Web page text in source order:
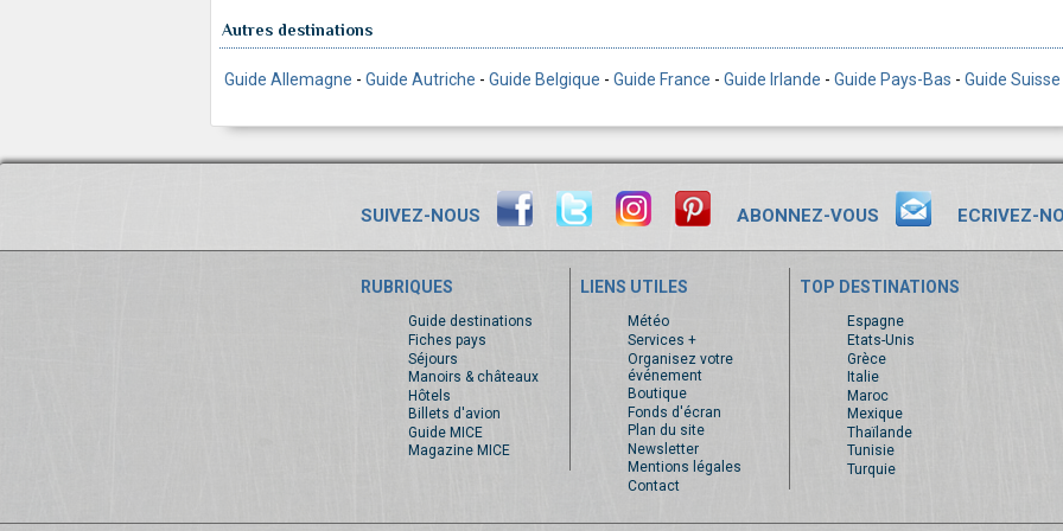
Autres destinations
Guide Allemagne - Guide Autriche - Guide Belgique - Guide France - Guide Irlande - Guide Pays-Bas - Guide Suisse
SUIVEZ-NOUS ABONNEZ-VOUS ECRIVEZ-
RUBRIQUES
Guide destinations
Fiches pays
Séjours
Manoirs & châteaux
Hôtels
Billets d'avion
Guide MICE
Magazine MICE
LIENS UTILES
Météo
Services +
Organisez votre
événement
Boutique
Fonds d'écran
Plan du site
Newsletter
Mentions légales
Contact
TOP DESTINATIONS
Espagne
Etats-Unis
Grèce
Italie
Maroc
Mexique
Thaïlande
Tunisie
Turquie